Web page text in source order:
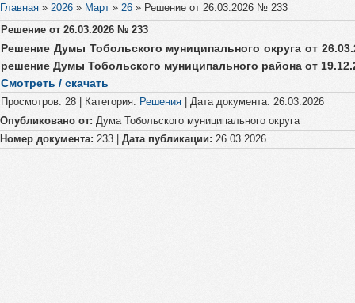
Главная » 2026 » Март » 26 » Решение от 26.03.2026 № 233
Решение от 26.03.2026 № 233
Решение Думы Тобольского муниципального округа от
решение Думы Тобольского муниципального района от
Смотреть / скачать
Просмотров: 28 Категория: Решения Дата документа: 26.03.2026
Опубликовано от: Дума Тобольского муниципального округа
Номер документа: 233 | Дата публикации: 26.03.2026